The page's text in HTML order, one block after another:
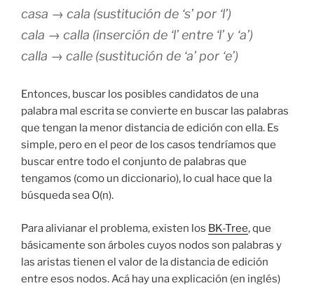
casa → cala (sustitución de ‘s’ por ‘l’)
cala → calla (inserción de ‘l’ entre ‘l’ y ‘a’)
calla → calle (sustitución de ‘a’ por ‘e’)
Entonces, buscar los posibles candidatos de una
palabra mal escrita se convierte en buscar las palabras
que tengan la menor distancia de edición con ella. Es
simple, pero en el peor de los casos tendríamos que
buscar entre todo el conjunto de palabras que
tengamos (como un diccionario), lo cual hace que la
búsqueda sea O(n).
Para alivianar el problema, existen los BK-Tree, que
básicamente son árboles cuyos nodos son palabras y
las aristas tienen el valor de la distancia de edición
entre esos nodos. Acá hay una explicación (en inglés)